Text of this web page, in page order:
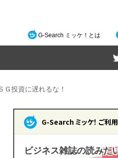
G-Search ミッケ！とは
投資に遅れるな！
G-Search ミッケ！ ご利
ビジネス雑誌の読みた